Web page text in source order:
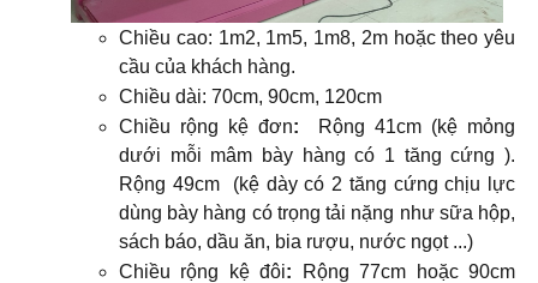
Chiều cao: 1m2, 1m5, 1m8, 2m hoặc theo yêu
cầu của khách hàng.
Chiều dài: 70cm, 90cm, 120cm
Chiều rộng kệ đơn: Rộng 41cm (kệ mỏng
dưới mỗi mâm bày hàng có 1 tăng cứng ).
Rộng 49cm (kệ dày có 2 tăng cứng chịu lực
dùng bày hàng có trọng tải nặng như sữa hộp,
sách báo, dầu ăn, bia rượu, nước ngọt ...)
Chiều rộng kệ đôi: Rộng 77cm hoặc 90cm